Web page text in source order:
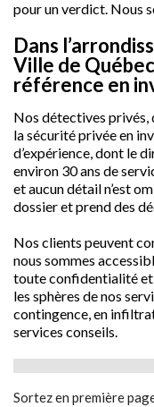
pour un verdict. Nous
Dans
Ville de
référence en
Nos détectives privés,
la sécurité privée en
d’expérience, dont le
environ 30 ans de
et aucun détail n’est
dossier et prend des
Nos clients peuvent
nous sommes
toute confidentialité et
les sphères de nos
contingence, en
services conseils.
Sortez en première